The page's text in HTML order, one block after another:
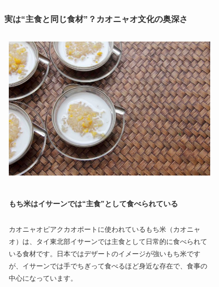
実は“主食と同じ食材”？カオニャオ文化の奥深さ
もち米はイサーンでは“主食”として食べられている
カオニャオピアクカオポートに使われているもち米（カオニャ
オ）は、タイ東北部イサーンでは主食として日常的に食べられて
いる食材です。日本ではデザートのイメージが強いもち米です
が、イサーンでは手でちぎって食べるほど身近な存在で、食事の
中心になっています。